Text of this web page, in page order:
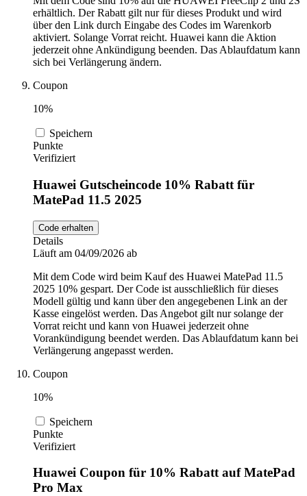
erhältlich. Der Rabatt gilt nur für dieses Produkt und wird
über den Link durch Eingabe des Codes im Warenkorb
aktiviert. Solange Vorrat reicht. Huawei kann die Aktion
jederzeit ohne Ankündigung beenden. Das Ablaufdatum kann
sich bei Verlängerung ändern.
Coupon
10%
Speichern
Punkte
Verifiziert
Huawei Gutscheincode 10% Rabatt für
MatePad 11.5 2025
Code erhalten
Details
Läuft am 04/09/2026 ab
Mit dem Code wird beim Kauf des Huawei MatePad 11.5
2025 10% gespart. Der Code ist ausschließlich für dieses
Modell gültig und kann über den angegebenen Link an der
Kasse eingelöst werden. Das Angebot gilt nur solange der
Vorrat reicht und kann von Huawei jederzeit ohne
Vorankündigung beendet werden. Das Ablaufdatum kann bei
Verlängerung angepasst werden.
Coupon
10%
Speichern
Punkte
Verifiziert
Huawei Coupon für 10% Rabatt auf MatePad
Pro Max